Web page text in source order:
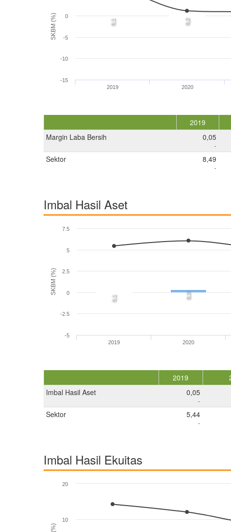
SKBM (%) 0,1 0,2
2019 2020
-15
-10
-5
0
2019
Margin Laba Bersih
0,05
-
Sektor 8,49
-
Imbal Hasil Aset
SKBM (%)
0,1 0,3
2019 2020
-5
-2.5
0
2.5
5
7.5
2019
Imbal Hasil Aset
0,05
-
Sektor 5,44
-
Imbal Hasil Ekuitas
10
20